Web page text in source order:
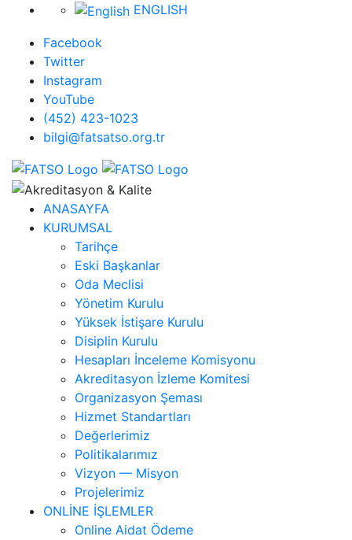
ENGLISH
Facebook
Twitter
Instagram
YouTube
(452) 423-1023
bilgi@fatsatso.org.tr
ANASAYFA
KURUMSAL
Tarihçe
Eski Başkanlar
Oda Meclisi
Yönetim Kurulu
Yüksek İstişare Kurulu
Disiplin Kurulu
Hesapları İnceleme Komisyonu
Akreditasyon İzleme Komitesi
Organizasyon Şeması
Hizmet Standartları
Değerlerimiz
Politikalarımız
Vizyon — Misyon
Projelerimiz
ONLİNE İŞLEMLER
Online Aidat Ödeme